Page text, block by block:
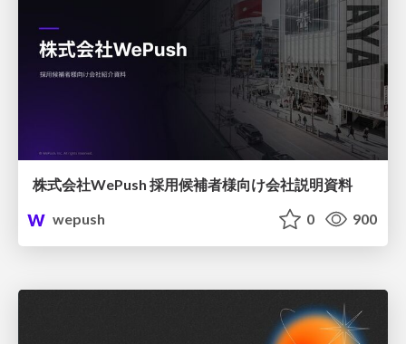
株式会社WePush 採用候補者様向け会社説明資料
wepush
0 900